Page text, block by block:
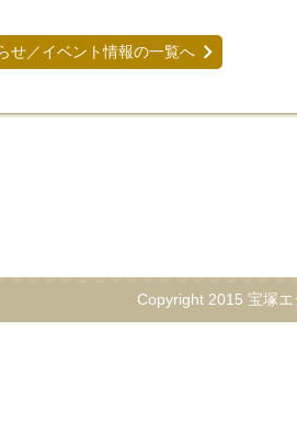
せ／イベント情報の一覧へ
Copyright 2015 宝塚